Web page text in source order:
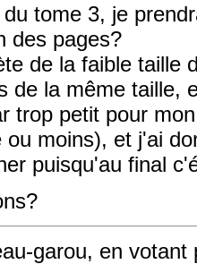
tome 3, je
des pages?
de la faible taille
de la même taille,
trop petit pour
ou moins), et j'ai
puisqu'au final
garou, en